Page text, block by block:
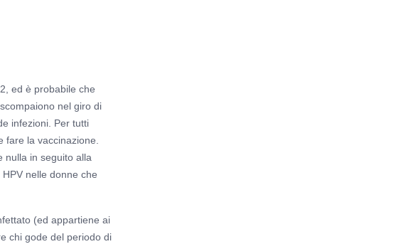
ed è probabile che
nel giro di
infezioni. Per tutti
la vaccinazione.
nulla in seguito alla
nelle donne che
(ed appartiene ai
chi gode del periodo di